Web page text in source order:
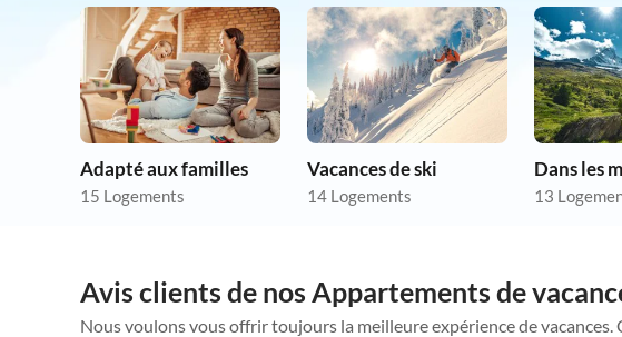
Adapté aux familles
15 Logements
Vacances de ski
14 Logements
Dans les
13
Avis clients de nos Appartements de
Nous voulons vous offrir toujours la meilleure expérience de vacances.